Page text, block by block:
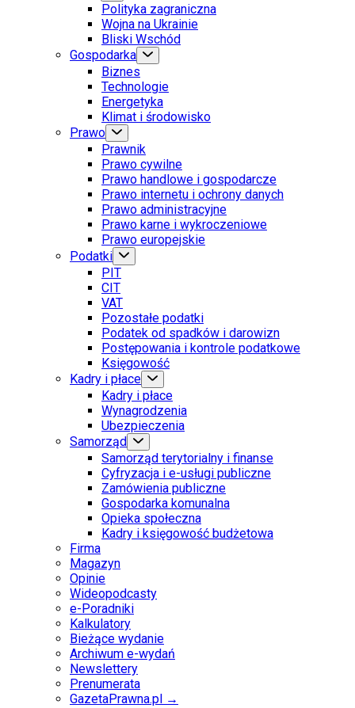
Polityka zagraniczna
Wojna na Ukrainie
Bliski Wschód
Gospodarka
Biznes
Technologie
Energetyka
Klimat i środowisko
Prawo
Prawnik
Prawo cywilne
Prawo handlowe i gospodarcze
Prawo internetu i ochrony danych
Prawo administracyjne
Prawo karne i wykroczeniowe
Prawo europejskie
Podatki
PIT
CIT
VAT
Pozostałe podatki
Podatek od spadków i darowizn
Postępowania i kontrole podatkowe
Księgowość
Kadry i płace
Kadry i płace
Wynagrodzenia
Ubezpieczenia
Samorząd
Samorząd terytorialny i finanse
Cyfryzacja i e-usługi publiczne
Zamówienia publiczne
Gospodarka komunalna
Opieka społeczna
Kadry i księgowość budżetowa
Firma
Magazyn
Opinie
Wideopodcasty
e-Poradniki
Kalkulatory
Bieżące wydanie
Archiwum e-wydań
Newslettery
Prenumerata
GazetaPrawna.pl →